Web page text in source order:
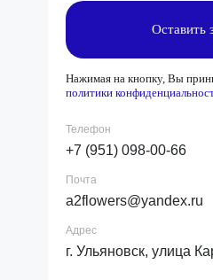
Оставить
Нажимая на кнопку, Вы
политики
a2flowers@yandex.ru
Почта
г. Ульяновск, улица
Адрес
+7 (951) 098-00-66
Телефон